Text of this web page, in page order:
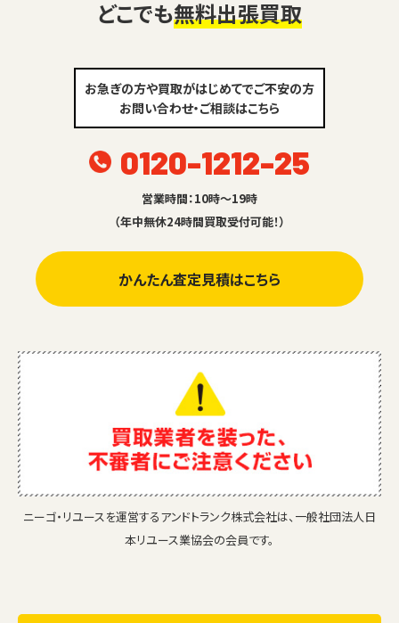
どこでも無料出張買取
お急ぎの方や買取がはじめてでご不安の方
お問い合わせ・ご相談はこちら
0120-1212-25
営業時間：10時～19時
（年中無休24時間買取受付可能！）
かんたん査定見積はこちら
ニーゴ・リユースを運営するアンドトランク株式会社は、一般社団法人日
本リユース業協会の会員です。